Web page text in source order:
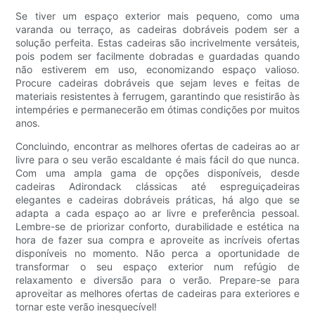
Se tiver um espaço exterior mais pequeno, como uma
varanda ou terraço, as cadeiras dobráveis ​​podem ser a
solução perfeita. Estas cadeiras são incrivelmente versáteis,
pois podem ser facilmente dobradas e guardadas quando
não estiverem em uso, economizando espaço valioso.
Procure cadeiras dobráveis ​​que sejam leves e feitas de
materiais resistentes à ferrugem, garantindo que resistirão às
intempéries e permanecerão em ótimas condições por muitos
anos.
Concluindo, encontrar as melhores ofertas de cadeiras ao ar
livre para o seu verão escaldante é mais fácil do que nunca.
Com uma ampla gama de opções disponíveis, desde
cadeiras Adirondack clássicas até espreguiçadeiras
elegantes e cadeiras dobráveis ​​práticas, há algo que se
adapta a cada espaço ao ar livre e preferência pessoal.
Lembre-se de priorizar conforto, durabilidade e estética na
hora de fazer sua compra e aproveite as incríveis ofertas
disponíveis no momento. Não perca a oportunidade de
transformar o seu espaço exterior num refúgio de
relaxamento e diversão para o verão. Prepare-se para
aproveitar as melhores ofertas de cadeiras para exteriores e
tornar este verão inesquecível!